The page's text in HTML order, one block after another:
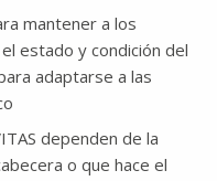
mantener a los
estado y condición del
adaptarse a las
dependen de la
o que hace el